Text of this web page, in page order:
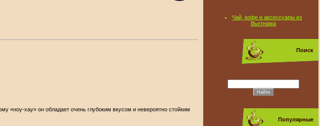
«ноу-хау» он обладает очень глубоким вкусом и невероятно стойким
Чай, кофе и аксессуары из
Вьетнама
Поиск
Популярные